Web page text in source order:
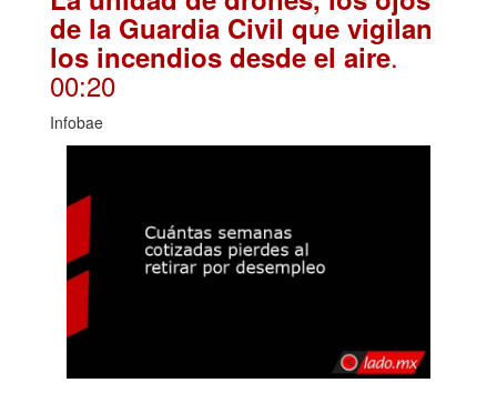
de la Guardia Civil que vigilan
los incendios desde el aire.
00:20
Infobae